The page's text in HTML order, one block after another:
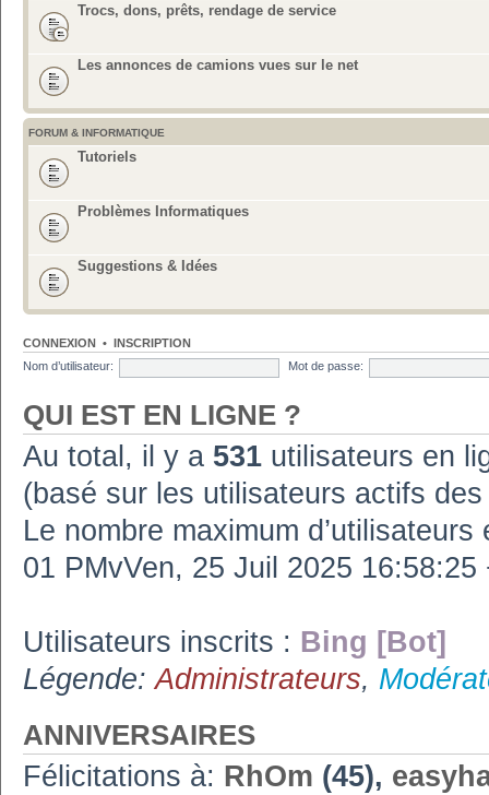
Trocs, dons, prêts, rendage de service
Les annonces de camions vues sur le net
FORUM & INFORMATIQUE
Tutoriels
Problèmes Informatiques
Suggestions & Idées
CONNEXION • INSCRIPTION
Nom d’utilisateur:
Mot de passe:
QUI EST EN LIGNE ?
Au total, il y a 531 utilisateurs en
(basé sur les utilisateurs actifs
Le nombre maximum
01 PMvVen, 25 Juil 2025
Utilisateurs inscrits : Bing [Bot]
Légende:Administrateurs,
ANNIVERSAIRES
Félicitations à: RhOm (45),